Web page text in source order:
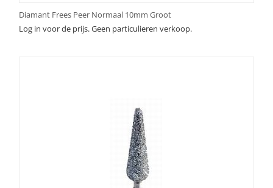
Diamant Frees Peer Normaal 10mm Groot
Log in voor de prijs. Geen particulieren verkoop.